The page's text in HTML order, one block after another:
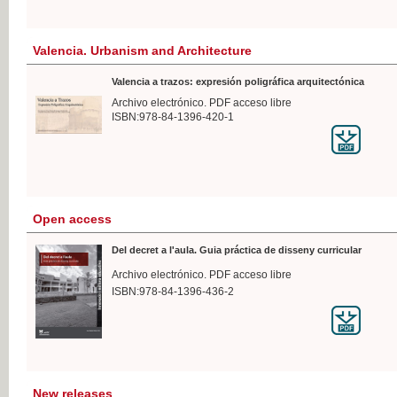
Valencia. Urbanism and Architecture
Valencia a trazos: expresión poligráfica arquitectónica
Archivo electrónico. PDF acceso libre
ISBN:978-84-1396-420-1
Open access
Del decret a l'aula. Guia práctica de disseny curricular
Archivo electrónico. PDF acceso libre
ISBN:978-84-1396-436-2
New releases